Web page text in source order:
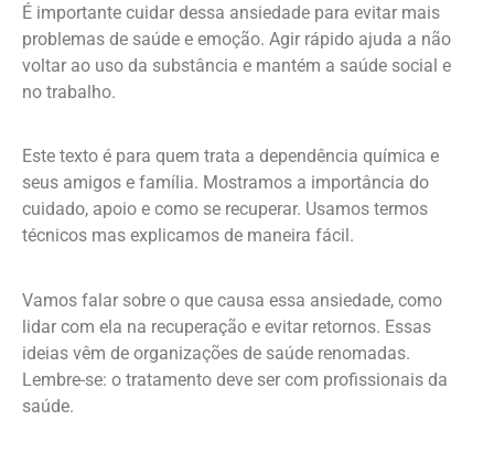
É importante cuidar dessa ansiedade para evitar mais
problemas de saúde e emoção. Agir rápido ajuda a não
voltar ao uso da substância e mantém a saúde social e
no trabalho.
Este texto é para quem trata a dependência química e
seus amigos e família. Mostramos a importância do
cuidado, apoio e como se recuperar. Usamos termos
técnicos mas explicamos de maneira fácil.
Vamos falar sobre o que causa essa ansiedade, como
lidar com ela na recuperação e evitar retornos. Essas
ideias vêm de organizações de saúde renomadas.
Lembre-se: o tratamento deve ser com profissionais da
saúde.